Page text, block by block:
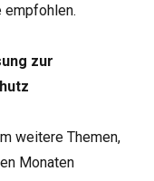
empfohlen.
zur
weitere Themen,
Monaten